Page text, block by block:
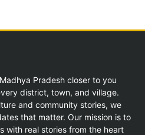
Pradesh closer to you
district, town, and village.
and community stories, we
that matter. Our mission is to
with real stories from the heart